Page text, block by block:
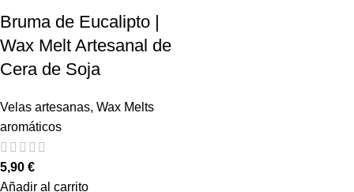
Bruma de Eucalipto |
Wax Melt Artesanal de
Cera de Soja
Velas artesanas, Wax Melts
aromáticos
5,90 €
Añadir al carrito